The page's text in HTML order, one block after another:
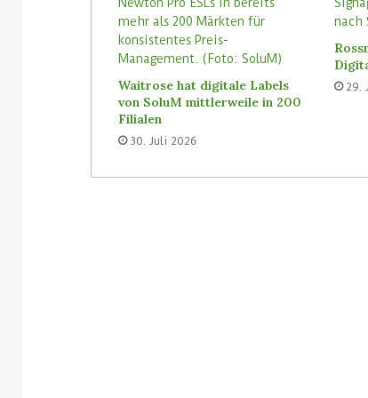
Waitrose hat digitale Labels
von SoluM mittlerweile in 200
Filialen
30. Juli 2026
29.